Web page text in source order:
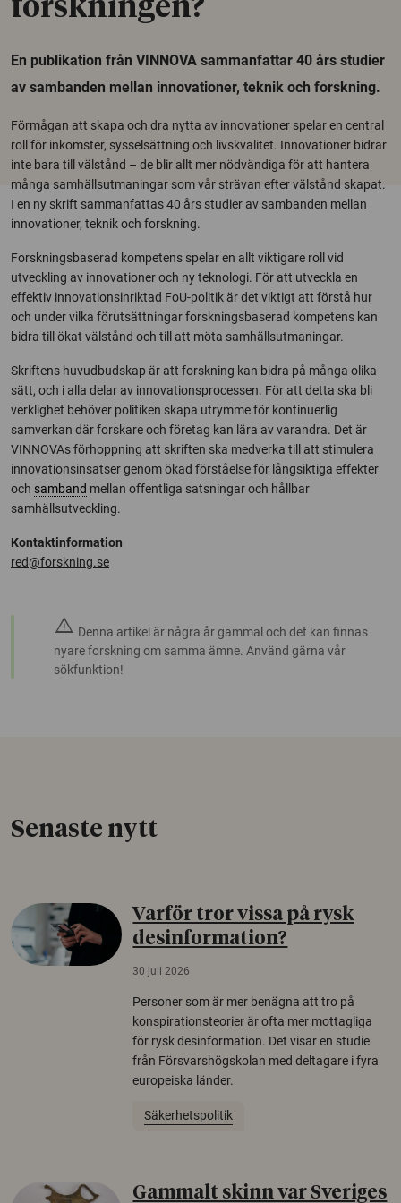
forskningen?
En publikation från VINNOVA sammanfattar 40 års studier
av sambanden mellan innovationer, teknik och forskning.
Förmågan att skapa och dra nytta av innovationer spelar en central
roll för inkomster, sysselsättning och livskvalitet. Innovationer bidrar
inte bara till välstånd – de blir allt mer nödvändiga för att hantera
många samhällsutmaningar som vår strävan efter välstånd skapat.
I en ny skrift sammanfattas 40 års studier av sambanden mellan
innovationer, teknik och forskning.
Forskningsbaserad kompetens spelar en allt viktigare roll vid
utveckling av innovationer och ny teknologi. För att utveckla en
effektiv innovationsinriktad FoU-politik är det viktigt att förstå hur
och under vilka förutsättningar forskningsbaserad kompetens kan
bidra till ökat välstånd och till att möta samhällsutmaningar.
Skriftens huvudbudskap är att forskning kan bidra på många olika
sätt, och i alla delar av innovationsprocessen. För att detta ska bli
verklighet behöver politiken skapa utrymme för kontinuerlig
samverkan där forskare och företag kan lära av varandra. Det är
VINNOVAs förhoppning att skriften ska medverka till att stimulera
innovationsinsatser genom ökad förståelse för långsiktiga effekter
och samband mellan offentliga satsningar och hållbar
samhällsutveckling.
Kontaktinformation
red@forskning.se
warning Denna artikel är några år gammal och det kan finnas
nyare forskning om samma ämne. Använd gärna vår
sökfunktion!
Senaste nytt
Varför tror vissa på rysk
desinformation?
30 juli 2026
Personer som är mer benägna att tro på
konspirationsteorier är ofta mer mottagliga
för rysk desinformation. Det visar en studie
från Försvarshögskolan med deltagare i fyra
europeiska länder.
Säkerhetspolitik
Gammalt skinn var Sveriges